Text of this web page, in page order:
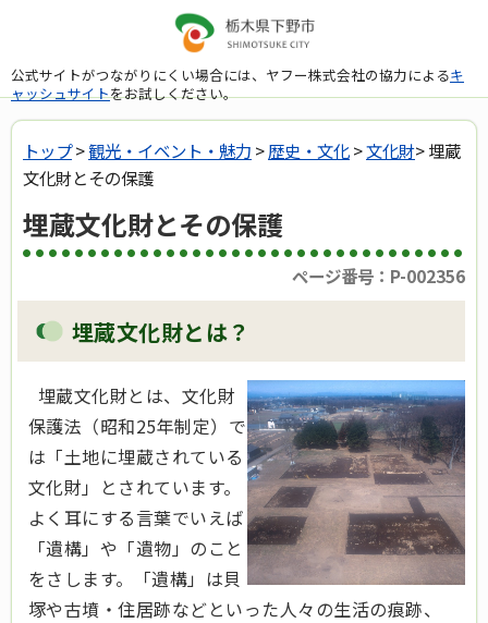
公式サイトがつながりにくい場合には、ヤフー株式会社の協力によるキ
ャッシュサイトをお試しください。
トップ>観光・イベント・魅力 >歴史・文化>文化財> 埋蔵
文化財とその保護
埋蔵文化財とその保護
ページ番号：P-002356
埋蔵文化財とは？
埋蔵文化財とは、文化財
保護法（昭和25年制定）で
は「土地に埋蔵されている
文化財」とされています。
よく耳にする言葉でいえば
「遺構」や「遺物」のこと
をさします。「遺構」は貝
塚や古墳・住居跡などといった人々の生活の痕跡、